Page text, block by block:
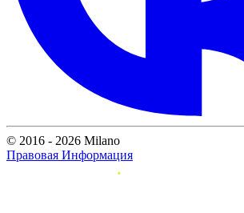
© 2016 - 2026 Milano
Правовая Информация